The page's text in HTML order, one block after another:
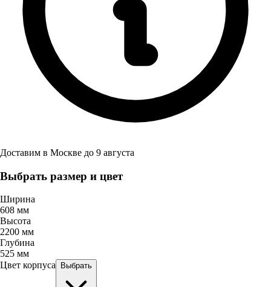
Доставим в Москве до 9 августа
Выбрать размер и цвет
Ширина
608 мм
Высота
2200 мм
Глубина
525 мм
Цвет корпуса
Выбрать